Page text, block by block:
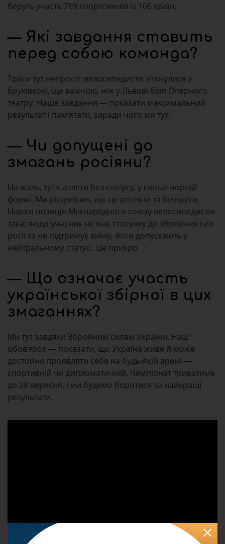
беруть участь 769 спортсменів із 106 країн.
— Які завдання ставить
перед собою команда?
Траси тут непрості: велосипедисти зіткнулися з
бруківкою, ще важчою, ніж у Львові біля Оперного
театру. Наше завдання — показати максимальний
результат і пам’ятати, заради чого ми тут.
— Чи допущені до
змагань росіяни?
На жаль, тут є атлети без статусу, у синьо-чорній
формі. Ми розуміємо, що це росіяни та білоруси.
Наразі позиція Міжнародного союзу велосипедистів
така: якщо учасник не має стосунку до збройних сил
росії та не підтримує війну, його допускають у
нейтральному статусі. Це прикро.
— Що означає участь
української збірної в цих
змаганнях?
Ми тут завдяки Збройним силам України. Наш
обов’язок — показати, що Україна живе й може
достойно проявляти себе на будь-якій арені —
спортивній чи дипломатичній. Чемпіонат триватиме
до 28 вересня, і ми будемо боротися за найкращі
результати.